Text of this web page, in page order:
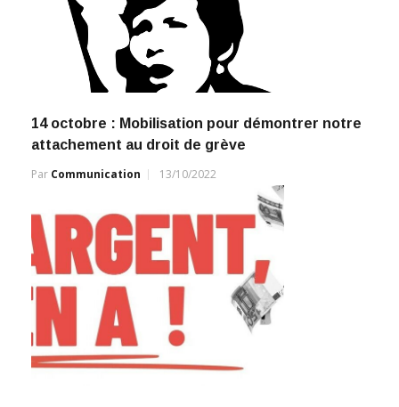
14 octobre : Mobilisation pour démontrer notre
attachement au droit de grève
Par Communication 13/10/2022